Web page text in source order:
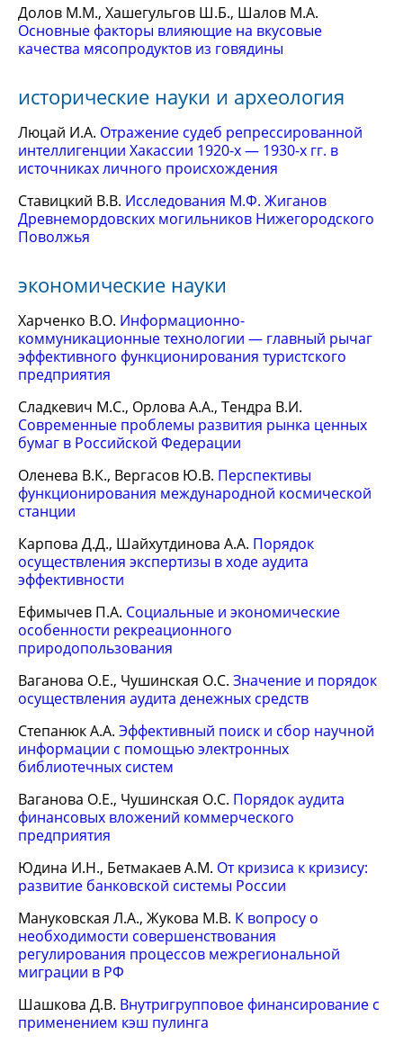
Долов М.М., Хашегульгов Ш.Б., Шалов М.А.
Основные факторы влияющие на вкусовые
качества мясопродуктов из говядины
исторические науки и археология
Люцай И.А. Отражение судеб репрессированной
интеллигенции Хакассии 1920-х — 1930-х гг. в
источниках личного происхождения
Ставицкий В.В. Исследования М.Ф. Жиганов
Древнемордовских могильников Нижегородского
Поволжья
экономические науки
Харченко В.О. Информационно-
коммуникационные технологии — главный рычаг
эффективного функционирования туристского
предприятия
Сладкевич М.С., Орлова А.А., Тендра В.И.
Современные проблемы развития рынка ценных
бумаг в Российской Федерации
Оленева В.К., Вергасов Ю.В. Перспективы
функционирования международной космической
станции
Карпова Д.Д., Шайхутдинова А.А. Порядок
осуществления экспертизы в ходе аудита
эффективности
Ефимычев П.А. Социальные и экономические
особенности рекреационного
природопользования
Ваганова О.Е., Чушинская О.С. Значение и порядок
осуществления аудита денежных средств
Степанюк А.А. Эффективный поиск и сбор научной
информации с помощью электронных
библиотечных систем
Ваганова О.Е., Чушинская О.С. Порядок аудита
финансовых вложений коммерческого
предприятия
Юдина И.Н., Бетмакаев А.М. От кризиса к кризису:
развитие банковской системы России
Мануковская Л.А., Жукова М.В. К вопросу о
необходимости совершенствования
регулирования процессов межрегиональной
миграции в РФ
Шашкова Д.В. Внутригрупповое финансирование с
применением кэш пулинга